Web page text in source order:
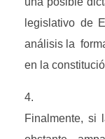
legislativo de
análisis la
en la
Finalmente, si